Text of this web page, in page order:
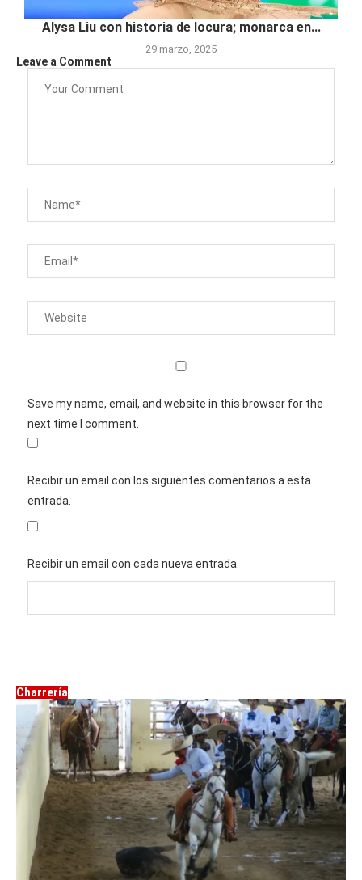
Alysa Liu con historia de locura; monarca en...
29 marzo, 2025
Leave a Comment
Save my name, email, and website in this browser for the
next time I comment.
Recibir un email con los siguientes comentarios a esta
entrada.
Recibir un email con cada nueva entrada.
Charrería